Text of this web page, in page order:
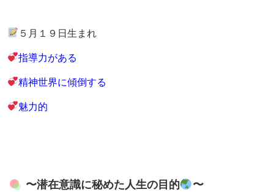
５月１９日生まれ
指導力がある
精神世界に傾倒する
魅力的
〜潜在意識に秘めた人生の目的 〜